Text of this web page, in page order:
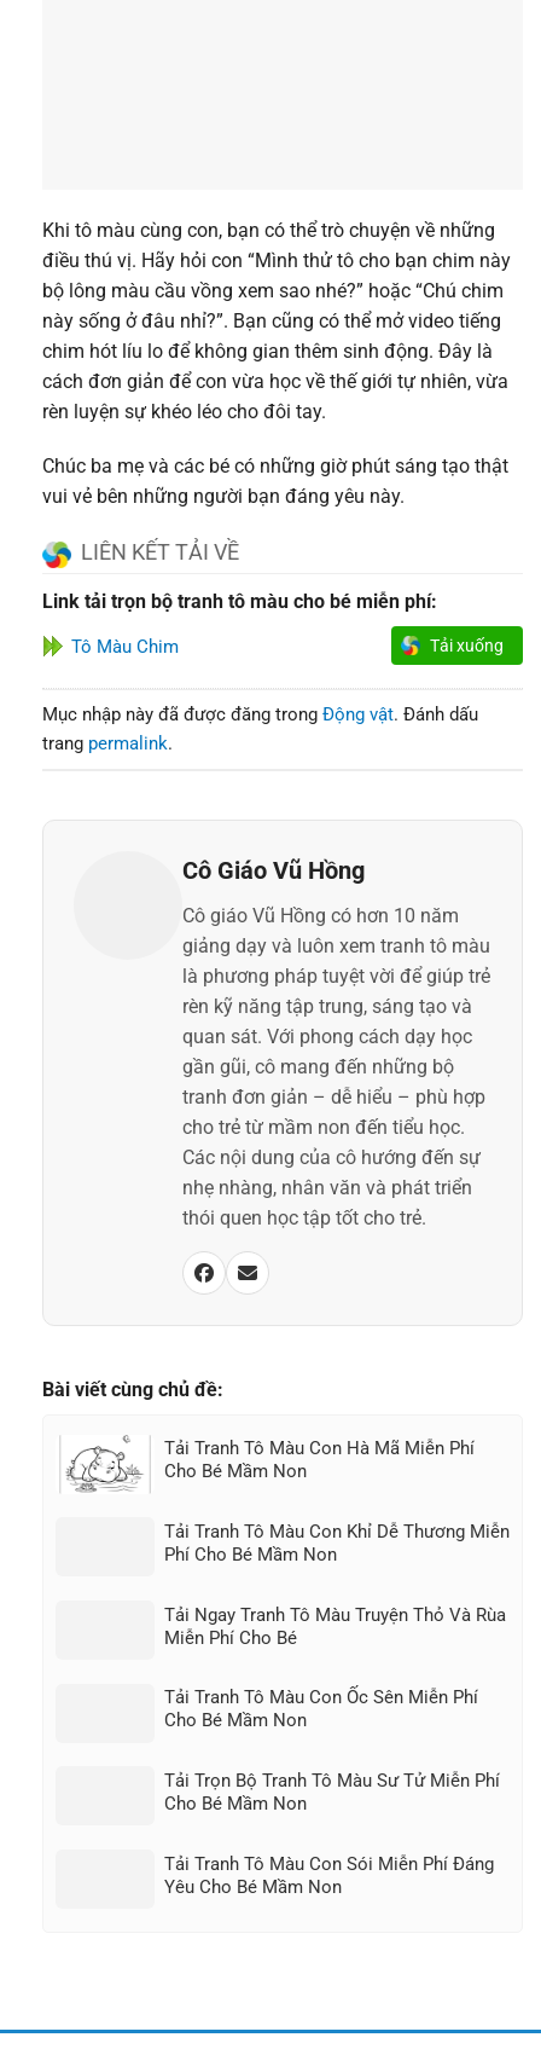
Khi tô màu cùng con, bạn có thể trò chuyện về những
điều thú vị. Hãy hỏi con “Mình thử tô cho bạn chim này
bộ lông màu cầu vồng xem sao nhé?” hoặc “Chú chim
này sống ở đâu nhỉ?”. Bạn cũng có thể mở video tiếng
chim hót líu lo để không gian thêm sinh động. Đây là
cách đơn giản để con vừa học về thế giới tự nhiên, vừa
rèn luyện sự khéo léo cho đôi tay.
Chúc ba mẹ và các bé có những giờ phút sáng tạo thật
vui vẻ bên những người bạn đáng yêu này.
LIÊN KẾT TẢI VỀ
Link tải trọn bộ tranh tô màu cho bé miễn phí:
Tô Màu Chim Tải xuống
Mục nhập này đã được đăng trong Động vật. Đánh dấu
trang permalink.
Cô Giáo Vũ Hồng
Cô giáo Vũ Hồng có hơn 10 năm
giảng dạy và luôn xem tranh tô màu
là phương pháp tuyệt vời để giúp trẻ
rèn kỹ năng tập trung, sáng tạo và
quan sát. Với phong cách dạy học
gần gũi, cô mang đến những bộ
tranh đơn giản – dễ hiểu – phù hợp
cho trẻ từ mầm non đến tiểu học.
Các nội dung của cô hướng đến sự
nhẹ nhàng, nhân văn và phát triển
thói quen học tập tốt cho trẻ.
Bài viết cùng chủ đề:
Tải Tranh Tô Màu Con Hà Mã Miễn Phí
Cho Bé Mầm Non
Tải Tranh Tô Màu Con Khỉ Dễ Thương Miễn
Phí Cho Bé Mầm Non
Tải Ngay Tranh Tô Màu Truyện Thỏ Và Rùa
Miễn Phí Cho Bé
Tải Tranh Tô Màu Con Ốc Sên Miễn Phí
Cho Bé Mầm Non
Tải Trọn Bộ Tranh Tô Màu Sư Tử Miễn Phí
Cho Bé Mầm Non
Tải Tranh Tô Màu Con Sói Miễn Phí Đáng
Yêu Cho Bé Mầm Non